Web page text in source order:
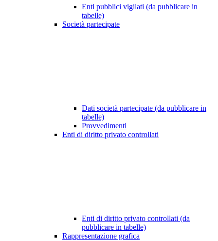
Enti pubblici vigilati (da pubblicare in
tabelle)
Società partecipate
Dati società partecipate (da pubblicare in
tabelle)
Provvedimenti
Enti di diritto privato controllati
Enti di diritto privato controllati (da
pubblicare in tabelle)
Rappresentazione grafica